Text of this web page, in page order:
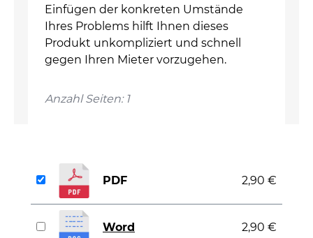
Einfügen der konkreten Umstände
Ihres Problems hilft Ihnen dieses
Produkt unkompliziert und schnell
gegen Ihren Mieter vorzugehen.
Anzahl Seiten: 1
PDF 2,90 €
Word 2,90 €